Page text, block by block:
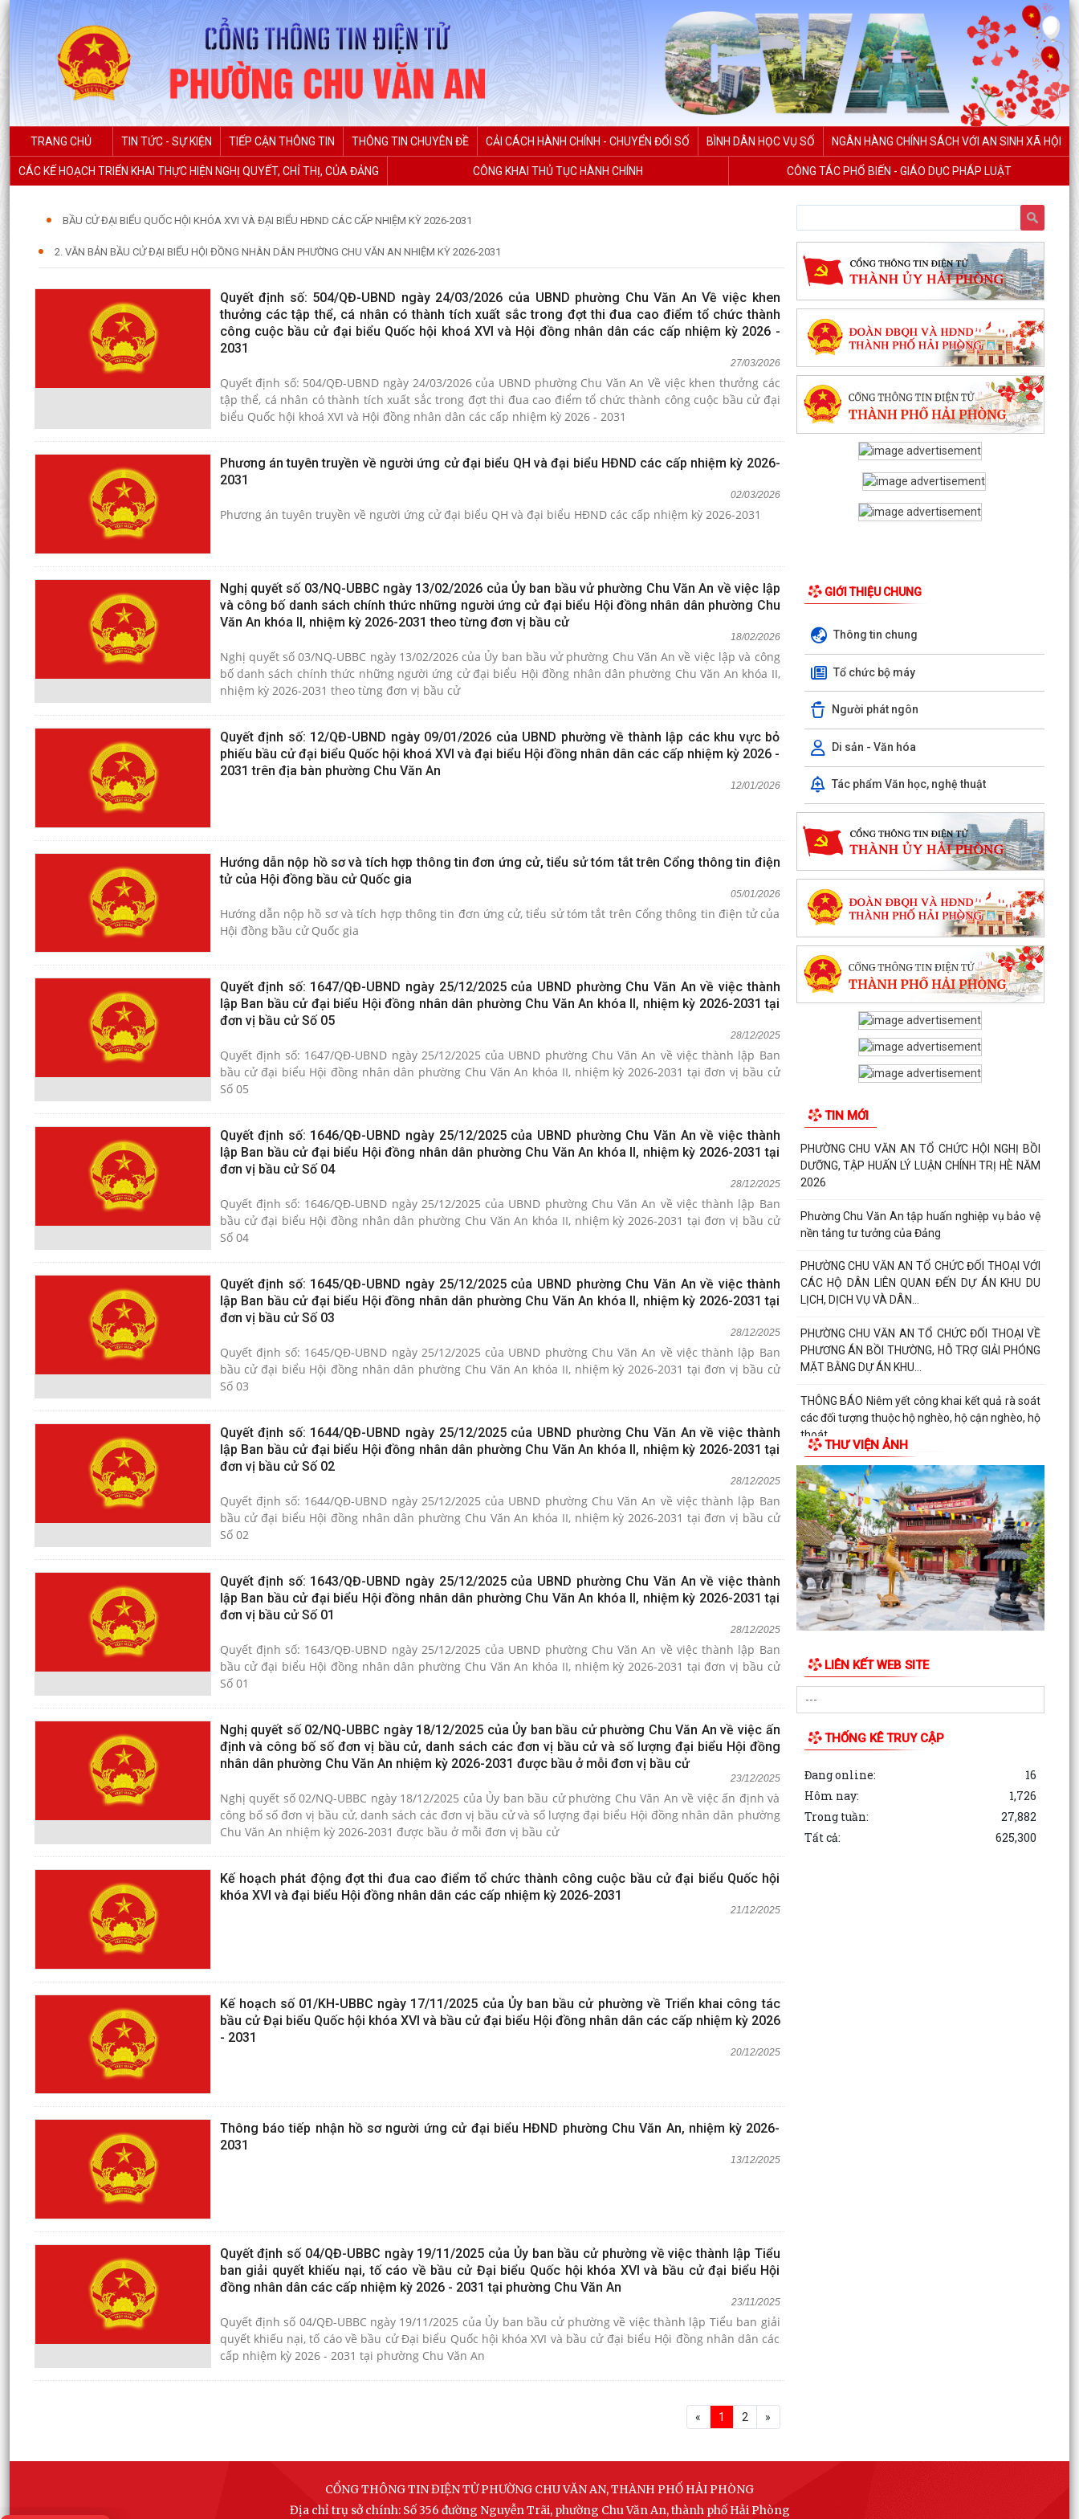
TRANG CHỦ TIN TỨC - SỰ KIỆN TIẾP CẬN THÔNG TIN THÔNG TIN CHUYÊN ĐỀ CẢI CÁCH HÀNH CHÍNH - CHUYỂN ĐỔI SỐ BÌNH DÂN HỌC VỤ SỐ NGÂN HÀNG CHÍNH SÁCH VỚI AN SINH XÃ HỘI
CÁC KẾ HOẠCH TRIỂN KHAI THỰC HIỆN NGHỊ QUYẾT, CHỈ THỊ, CỦA ĐẢNG CÔNG KHAI THỦ TỤC HÀNH CHÍNH CÔNG TÁC PHỔ BIẾN - GIÁO DỤC PHÁP LUẬT
BẦU CỬ ĐẠI BIỂU QUỐC HỘI KHÓA XVI VÀ ĐẠI BIỂU HĐND CÁC CẤP NHIỆM KỲ 2026-2031
2. VĂN BẢN BẦU CỬ ĐẠI BIỂU HỘI ĐỒNG NHÂN DÂN PHƯỜNG CHU VĂN AN NHIỆM KỲ 2026-2031
Quyết định số: 504/QĐ-UBND ngày 24/03/2026 của UBND phường Chu Văn An Về việc khen
thưởng các tập thể, cá nhân có thành tích xuất sắc trong đợt thi đua cao điểm tổ chức thành
công cuộc bầu cử đại biểu Quốc hội khoá XVI và Hội đồng nhân dân các cấp nhiệm kỳ 2026 -
2031
27/03/2026
Quyết định số: 504/QĐ-UBND ngày 24/03/2026 của UBND phường Chu Văn An Về việc khen thưởng các
tập thể, cá nhân có thành tích xuất sắc trong đợt thi đua cao điểm tổ chức thành công cuộc bầu cử đại
biểu Quốc hội khoá XVI và Hội đồng nhân dân các cấp nhiệm kỳ 2026 - 2031
Phương án tuyên truyền về người ứng cử đại biểu QH và đại biểu HĐND các cấp nhiệm kỳ 2026-
2031
02/03/2026
Phương án tuyên truyền về người ứng cử đại biểu QH và đại biểu HĐND các cấp nhiệm kỳ 2026-2031
Nghị quyết số 03/NQ-UBBC ngày 13/02/2026 của Ủy ban bầu vử phường Chu Văn An về việc lập
và công bố danh sách chính thức những người ứng cử đại biểu Hội đồng nhân dân phường Chu
Văn An khóa II, nhiệm kỳ 2026-2031 theo từng đơn vị bầu cử
18/02/2026
Nghị quyết số 03/NQ-UBBC ngày 13/02/2026 của Ủy ban bầu vử phường Chu Văn An về việc lập và công
bố danh sách chính thức những người ứng cử đại biểu Hội đồng nhân dân phường Chu Văn An khóa II,
nhiệm kỳ 2026-2031 theo từng đơn vị bầu cử
Quyết định số: 12/QĐ-UBND ngày 09/01/2026 của UBND phường về thành lập các khu vực bỏ
phiếu bầu cử đại biểu Quốc hội khoá XVI và đại biểu Hội đồng nhân dân các cấp nhiệm kỳ 2026 -
2031 trên địa bàn phường Chu Văn An
12/01/2026
Hướng dẫn nộp hồ sơ và tích hợp thông tin đơn ứng cử, tiểu sử tóm tắt trên Cổng thông tin điện
tử của Hội đồng bầu cử Quốc gia
05/01/2026
Hướng dẫn nộp hồ sơ và tích hợp thông tin đơn ứng cử, tiểu sử tóm tắt trên Cổng thông tin điện tử của
Hội đồng bầu cử Quốc gia
Quyết định số: 1647/QĐ-UBND ngày 25/12/2025 của UBND phường Chu Văn An về việc thành
lập Ban bầu cử đại biểu Hội đồng nhân dân phường Chu Văn An khóa II, nhiệm kỳ 2026-2031 tại
đơn vị bầu cử Số 05
28/12/2025
Quyết định số: 1647/QĐ-UBND ngày 25/12/2025 của UBND phường Chu Văn An về việc thành lập Ban
bầu cử đại biểu Hội đồng nhân dân phường Chu Văn An khóa II, nhiệm kỳ 2026-2031 tại đơn vị bầu cử
Số 05
Quyết định số: 1646/QĐ-UBND ngày 25/12/2025 của UBND phường Chu Văn An về việc thành
lập Ban bầu cử đại biểu Hội đồng nhân dân phường Chu Văn An khóa II, nhiệm kỳ 2026-2031 tại
đơn vị bầu cử Số 04
28/12/2025
Quyết định số: 1646/QĐ-UBND ngày 25/12/2025 của UBND phường Chu Văn An về việc thành lập Ban
bầu cử đại biểu Hội đồng nhân dân phường Chu Văn An khóa II, nhiệm kỳ 2026-2031 tại đơn vị bầu cử
Số 04
Quyết định số: 1645/QĐ-UBND ngày 25/12/2025 của UBND phường Chu Văn An về việc thành
lập Ban bầu cử đại biểu Hội đồng nhân dân phường Chu Văn An khóa II, nhiệm kỳ 2026-2031 tại
đơn vị bầu cử Số 03
28/12/2025
Quyết định số: 1645/QĐ-UBND ngày 25/12/2025 của UBND phường Chu Văn An về việc thành lập Ban
bầu cử đại biểu Hội đồng nhân dân phường Chu Văn An khóa II, nhiệm kỳ 2026-2031 tại đơn vị bầu cử
Số 03
Quyết định số: 1644/QĐ-UBND ngày 25/12/2025 của UBND phường Chu Văn An về việc thành
lập Ban bầu cử đại biểu Hội đồng nhân dân phường Chu Văn An khóa II, nhiệm kỳ 2026-2031 tại
đơn vị bầu cử Số 02
28/12/2025
Quyết định số: 1644/QĐ-UBND ngày 25/12/2025 của UBND phường Chu Văn An về việc thành lập Ban
bầu cử đại biểu Hội đồng nhân dân phường Chu Văn An khóa II, nhiệm kỳ 2026-2031 tại đơn vị bầu cử
Số 02
Quyết định số: 1643/QĐ-UBND ngày 25/12/2025 của UBND phường Chu Văn An về việc thành
lập Ban bầu cử đại biểu Hội đồng nhân dân phường Chu Văn An khóa II, nhiệm kỳ 2026-2031 tại
đơn vị bầu cử Số 01
28/12/2025
Quyết định số: 1643/QĐ-UBND ngày 25/12/2025 của UBND phường Chu Văn An về việc thành lập Ban
bầu cử đại biểu Hội đồng nhân dân phường Chu Văn An khóa II, nhiệm kỳ 2026-2031 tại đơn vị bầu cử
Số 01
Nghị quyết số 02/NQ-UBBC ngày 18/12/2025 của Ủy ban bầu cử phường Chu Văn An về việc ấn
định và công bố số đơn vị bầu cử, danh sách các đơn vị bầu cử và số lượng đại biểu Hội đồng
nhân dân phường Chu Văn An nhiệm kỳ 2026-2031 được bầu ở mỗi đơn vị bầu cử
23/12/2025
Nghị quyết số 02/NQ-UBBC ngày 18/12/2025 của Ủy ban bầu cử phường Chu Văn An về việc ấn định và
công bố số đơn vị bầu cử, danh sách các đơn vị bầu cử và số lượng đại biểu Hội đồng nhân dân phường
Chu Văn An nhiệm kỳ 2026-2031 được bầu ở mỗi đơn vị bầu cử
Kế hoạch phát động đợt thi đua cao điểm tổ chức thành công cuộc bầu cử đại biểu Quốc hội
khóa XVI và đại biểu Hội đồng nhân dân các cấp nhiệm kỳ 2026-2031
21/12/2025
Kế hoạch số 01/KH-UBBC ngày 17/11/2025 của Ủy ban bầu cử phường về Triển khai công tác
bầu cử Đại biểu Quốc hội khóa XVI và bầu cử đại biểu Hội đồng nhân dân các cấp nhiệm kỳ 2026
- 2031
20/12/2025
Thông báo tiếp nhận hồ sơ người ứng cử đại biểu HĐND phường Chu Văn An, nhiệm kỳ 2026-
2031
13/12/2025
Quyết định số 04/QĐ-UBBC ngày 19/11/2025 của Ủy ban bầu cử phường về việc thành lập Tiểu
ban giải quyết khiếu nại, tố cáo về bầu cử Đại biểu Quốc hội khóa XVI và bầu cử đại biểu Hội
đồng nhân dân các cấp nhiệm kỳ 2026 - 2031 tại phường Chu Văn An
23/11/2025
Quyết định số 04/QĐ-UBBC ngày 19/11/2025 của Ủy ban bầu cử phường về việc thành lập Tiểu ban giải
quyết khiếu nại, tố cáo về bầu cử Đại biểu Quốc hội khóa XVI và bầu cử đại biểu Hội đồng nhân dân các
cấp nhiệm kỳ 2026 - 2031 tại phường Chu Văn An
« 1 2 »
GIỚI THIỆU CHUNG
Thông tin chung
Tổ chức bộ máy
Người phát ngôn
Di sản - Văn hóa
Tác phẩm Văn học, nghệ thuật
TIN MỚI
PHƯỜNG CHU VĂN AN TỔ CHỨC HỘI NGHỊ BỒI
DƯỠNG, TẬP HUẤN LÝ LUẬN CHÍNH TRỊ HÈ NĂM
2026
Phường Chu Văn An tập huấn nghiệp vụ bảo vệ
nền tảng tư tưởng của Đảng
PHƯỜNG CHU VĂN AN TỔ CHỨC ĐỐI THOẠI VỚI
CÁC HỘ DÂN LIÊN QUAN ĐẾN DỰ ÁN KHU DU
LỊCH, DỊCH VỤ VÀ DÂN...
PHƯỜNG CHU VĂN AN TỔ CHỨC ĐỐI THOẠI VỀ
PHƯƠNG ÁN BỒI THƯỜNG, HỖ TRỢ GIẢI PHÓNG
MẶT BẰNG DỰ ÁN KHU...
THÔNG BÁO Niêm yết công khai kết quả rà soát
các đối tượng thuộc hộ nghèo, hộ cận nghèo, hộ
thoát...
Phiếu khảo sát sự hài lòng của người dân đối với
hoạt động của chính quyền cấp xã và cán bộ,
công...
THƯ VIỆN ẢNH
LIÊN KẾT WEB SITE
THỐNG KÊ TRUY CẬP
Đang online:
16
Hôm nay:
1,726
Trong tuần:
27,882
Tất cả:
625,300
CỔNG THÔNG TIN ĐIỆN TỬ PHƯỜNG CHU VĂN AN, THÀNH PHỐ HẢI PHÒNG
Địa chỉ trụ sở chính: Số 356 đường Nguyễn Trãi, phường Chu Văn An, thành phố Hải Phòng